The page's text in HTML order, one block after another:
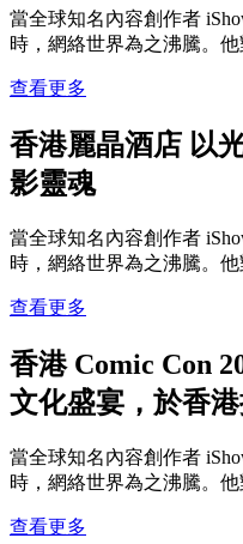
當全球知名內容創作者
時，網絡世界為之沸騰。
查看更多
香港麗晶酒店 以
影靈魂
當全球知名內容創作者
時，網絡世界為之沸騰。
查看更多
香港 Comic Con
文化盛宴，於香
當全球知名內容創作者
時，網絡世界為之沸騰。
查看更多